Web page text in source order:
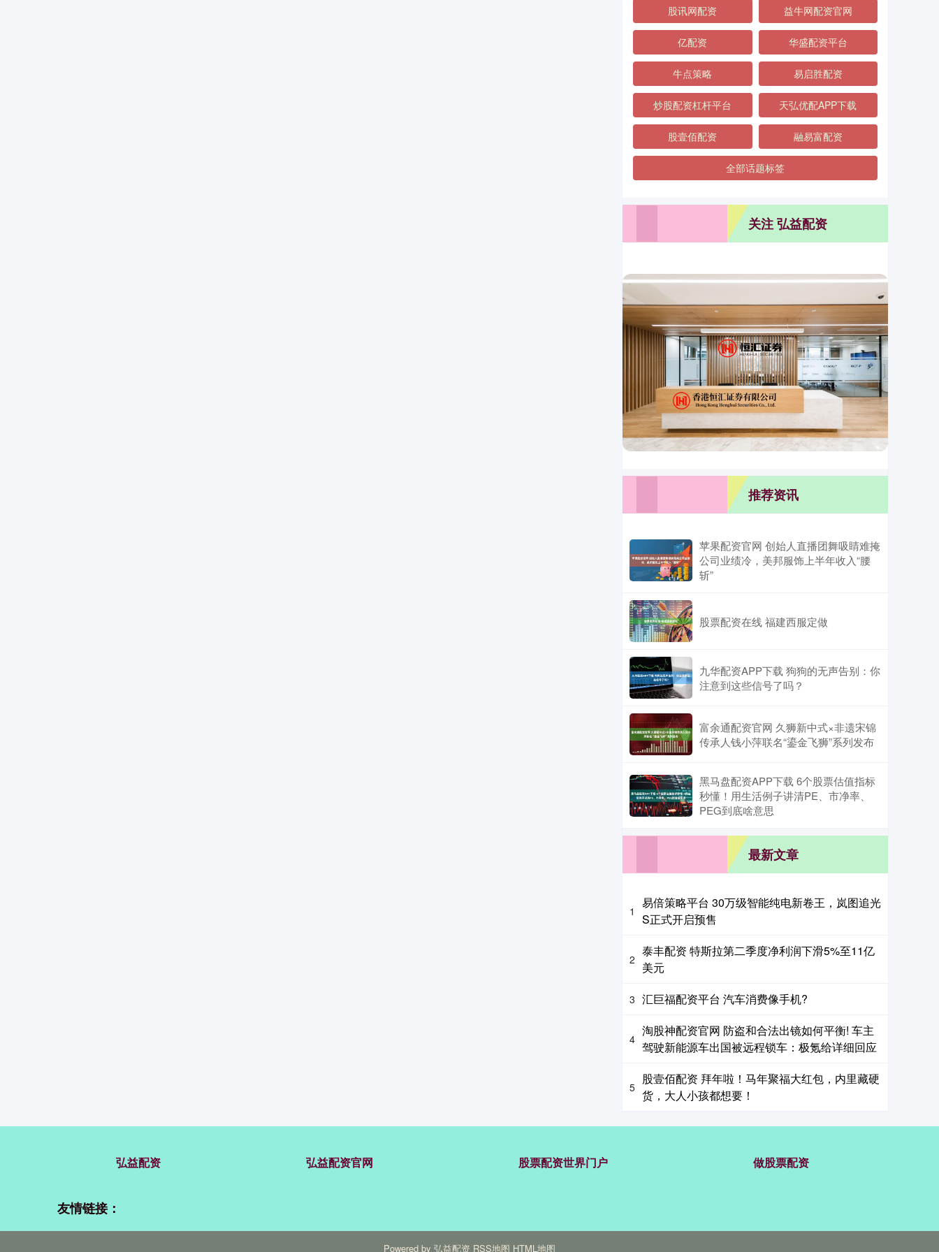
股讯网配资 益牛网配资官网
亿配资 华盛配资平台
牛点策略 易启胜配资
炒股配资杠杆平台 天弘优配APP下载
股壹佰配资 融易富配资
全部话题标签
关注 弘益配资
推荐资讯
苹果配资官网 创始人直播团舞吸睛难掩
公司业绩冷，美邦服饰上半年收入“腰
斩”
股票配资在线 福建西服定做
九华配资APP下载 狗狗的无声告别：你
注意到这些信号了吗？
富余通配资官网 久狮新中式×非遗宋锦
传承人钱小萍联名“鎏金飞狮”系列发布
黑马盘配资APP下载 6个股票估值指标
秒懂！用生活例子讲清PE、市净率、
PEG到底啥意思
最新文章
1
易倍策略平台 30万级智能纯电新卷王，岚图追光
S正式开启预售
2
泰丰配资 特斯拉第二季度净利润下滑5%至11亿
美元
3 汇巨福配资平台 汽车消费像手机?
4
淘股神配资官网 防盗和合法出镜如何平衡! 车主
驾驶新能源车出国被远程锁车：极氪给详细回应
5
股壹佰配资 拜年啦！马年聚福大红包，内里藏硬
货，大人小孩都想要！
弘益配资 弘益配资官网 股票配资世界门户 做股票配资
友情链接：
Powered by 弘益配资 RSS地图 HTML地图